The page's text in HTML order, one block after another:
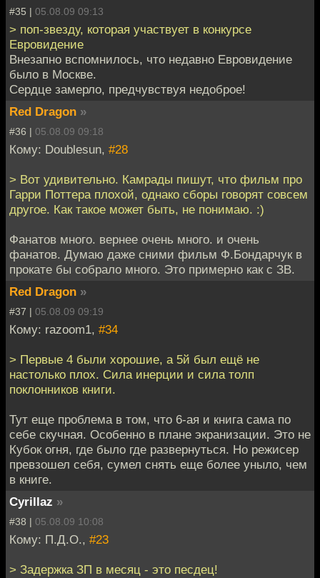
#35 | 05.08.09 09:13
> поп-звезду, которая участвует в конкурсе
Евровидение
Внезапно вспомнилось, что недавно Евровидение
было в Москве.
Сердце замерло, предчувствуя недоброе!
Red Dragon »
#36 | 05.08.09 09:18
Кому: Doublesun, #28
> Вот удивительно. Камрады пишут, что фильм про
Гарри Поттера плохой, однако сборы говорят совсем
другое. Как такое может быть, не понимаю. :)
Фанатов много. вернее очень много. и очень
фанатов. Думаю даже сними фильм Ф.Бондарчук в
прокате бы собрало много. Это примерно как с ЗВ.
Red Dragon »
#37 | 05.08.09 09:19
Кому: razoom1, #34
> Первые 4 были хорошие, а 5й был ещё не
настолько плох. Сила инерции и сила толп
поклонников книги.
Тут еще проблема в том, что 6-ая и книга сама по
себе скучная. Особенно в плане экранизации. Это не
Кубок огня, где было где развернуться. Но режисер
превзошел себя, сумел снять еще более уныло, чем
в книге.
Cyrillaz »
#38 | 05.08.09 10:08
Кому: П.Д.О., #23
> Задержка ЗП в месяц - это песдец!